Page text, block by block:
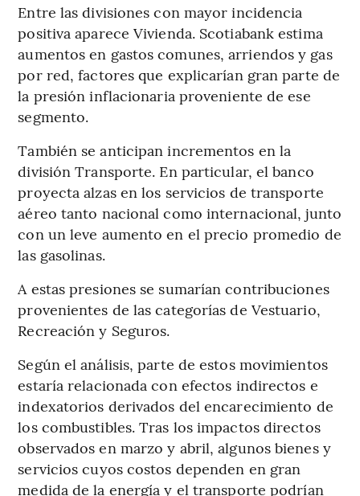
Entre las divisiones con mayor incidencia
positiva aparece Vivienda. Scotiabank estima
aumentos en gastos comunes, arriendos y gas
por red, factores que explicarían gran parte de
la presión inflacionaria proveniente de ese
segmento.
También se anticipan incrementos en la
división Transporte. En particular, el banco
proyecta alzas en los servicios de transporte
aéreo tanto nacional como internacional, junto
con un leve aumento en el precio promedio de
las gasolinas.
A estas presiones se sumarían contribuciones
provenientes de las categorías de Vestuario,
Recreación y Seguros.
Según el análisis, parte de estos movimientos
estaría relacionada con efectos indirectos e
indexatorios derivados del encarecimiento de
los combustibles. Tras los impactos directos
observados en marzo y abril, algunos bienes y
servicios cuyos costos dependen en gran
medida de la energía y el transporte podrían